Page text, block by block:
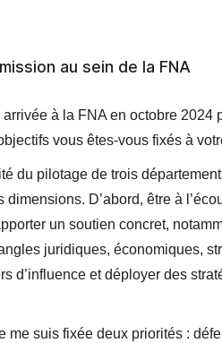
au sein de la FNA
à la FNA en octobre
vous êtes-vous fixés à
du pilotage de trois
dimensions. D’abord, être à
un soutien concret,
juridiques, économiques,
d’influence et déployer des
me suis fixée deux priorités :